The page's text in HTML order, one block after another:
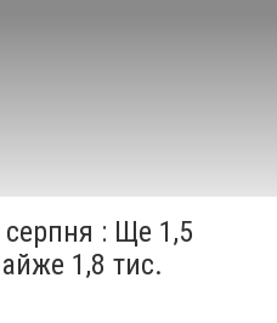
серпня : Ще 1,5
1,8 тис.